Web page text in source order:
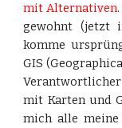
mit Alternativen
gewohnt (jetzt
komme
GIS
mit Karten und
mich alle meine